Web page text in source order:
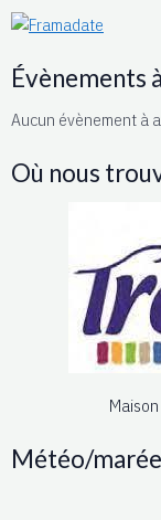
Évènements
Aucun évènement à
Où nous
Météo/